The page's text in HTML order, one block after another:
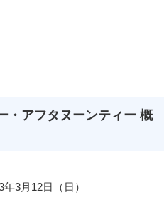
・アフタヌーンティー 概
3月12日（日）